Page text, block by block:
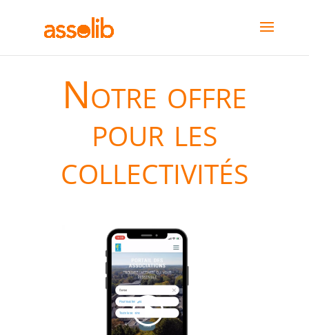
Notre offre
pour les
collectivités